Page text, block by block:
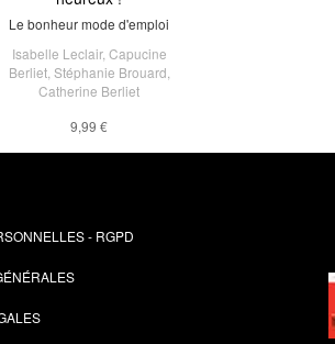
Le bonheur mode d'emploi
Isabelle Leclair, Capucine
Berliet, Stéphanie Brouard
Catherine Berliet
9,99 €
- RGPD